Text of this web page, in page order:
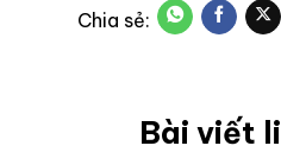
Bài viết